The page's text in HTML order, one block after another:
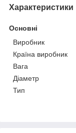
Характеристики
Основні
Виробник
Країна виробник
Вага
Діаметр
Тип